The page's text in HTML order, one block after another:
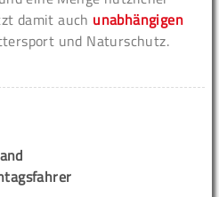
damit auch unabhängigen
und Naturschutz.